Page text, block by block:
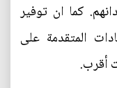
كما ان توفير
المتقدمة على
أقرب.